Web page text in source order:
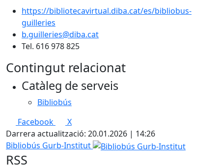
https://bibliotecavirtual.diba.cat/es/bibliobus-
guilleries
b.guilleries@diba.cat
Tel. 616 978 825
Contingut relacionat
Catàleg de serveis
Bibliobús
Facebook
X
Darrera actualització: 20.01.2026 | 14:26
Bibliobús Gurb-Institut
RSS